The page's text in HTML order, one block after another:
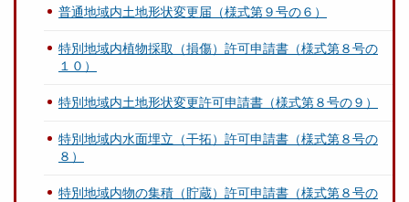
普通地域内土地形状変更届（様式第９号の６）
特別地域内植物採取（損傷）許可申請書（様式第８号の
１０）
特別地域内土地形状変更許可申請書（様式第８号の９）
特別地域内水面埋立（干拓）許可申請書（様式第８号の
８）
特別地域内物の集積（貯蔵）許可申請書（様式第８号の